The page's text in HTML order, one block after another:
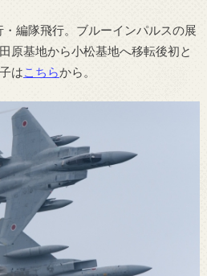
編隊飛行。ブルーインパルスの展
原基地から小松基地へ移転後初と
はこちらから。